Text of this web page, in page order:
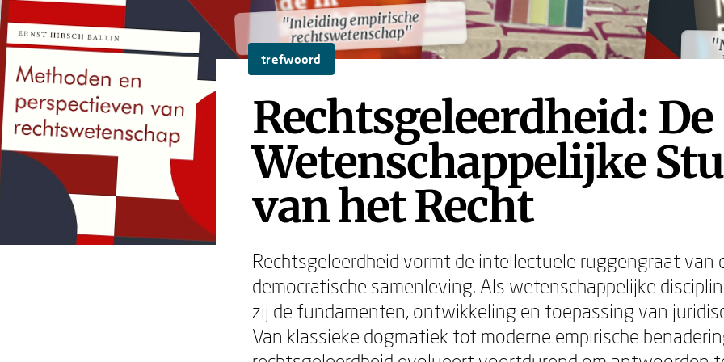
"Inleiding empirische
rechtswetenschap"
"Inleiding empirische
rechtswetenschap"
trefwoord
Rechtsgeleerdheid: De
Wetenschappelijke
van het Recht
Rechtsgeleerdheid vormt de intellectuele ruggengraat van
democratische samenleving. Als wetenschappelijke
zij de fundamenten, ontwikkeling en toepassing van
Van klassieke dogmatiek tot moderne empirische